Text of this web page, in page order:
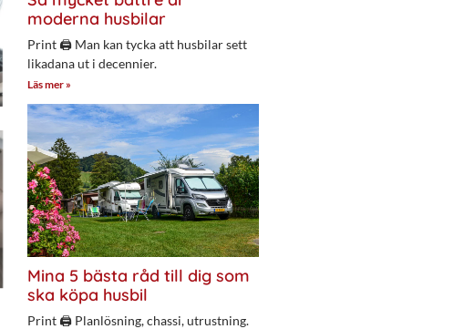
moderna husbilar
Print 🖨 Man kan tycka att husbilar sett
likadana ut i decennier.
Läs mer »
Mina 5 bästa råd till dig som
ska köpa husbil
Print 🖨 Planlösning, chassi, utrustning.